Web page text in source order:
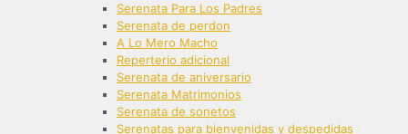
Serenata Para Los Padres
Serenata de perdon
A Lo Mero Macho
Reperterio adicional
Serenata de aniversario
Serenata Matrimonios
Serenata de sonetos
Serenatas para bienvenidas y despedidas